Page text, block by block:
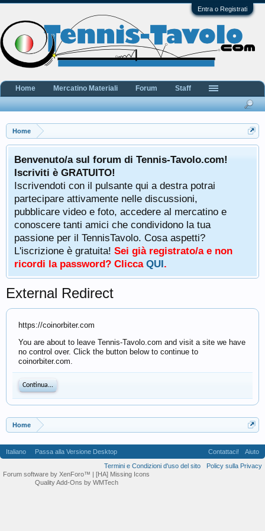
Entra o Registrati
Home
Benvenuto/a sul forum di Tennis-Tavolo.com!
Iscriviti è GRATUITO!
Iscrivendoti con il pulsante qui a destra potrai
partecipare attivamente nelle discussioni,
pubblicare video e foto, accedere al mercatino e
conoscere tanti amici che condividono la tua
passione per il TennisTavolo. Cosa aspetti?
L'iscrizione è gratuita! Sei già registrato/a e non
ricordi la password? Clicca QUI.
External Redirect
https://coinorbiter.com
You are about to leave Tennis-Tavolo.com and visit a site we have
no control over. Click the button below to continue to
coinorbiter.com.
Continua...
Home
Home Mercatino Materiali Forum Staff
Italiano Passa alla Versione Desktop Contattaci!
Aiuto
Termini e Condizioni d'uso del sito
Policy sulla Privacy
Forum software by XenForo™ | [HA] Missing Icons
Quality Add-Ons by WMTech